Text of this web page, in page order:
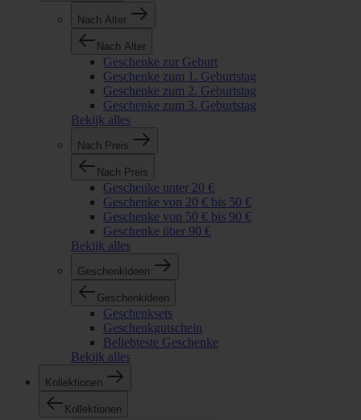
Nach Alter
Nach Alter
Geschenke zur Geburt
Geschenke zum 1. Geburtstag
Geschenke zum 2. Geburtstag
Geschenke zum 3. Geburtstag
Bekijk alles
Nach Preis
Nach Preis
Geschenke unter 20 €
Geschenke von 20 € bis 50 €
Geschenke von 50 € bis 90 €
Geschenke über 90 €
Bekijk alles
Geschenkideen
Geschenkideen
Geschenksets
Geschenkgutschein
Beliebteste Geschenke
Bekijk alles
Kollektionen
Kollektionen